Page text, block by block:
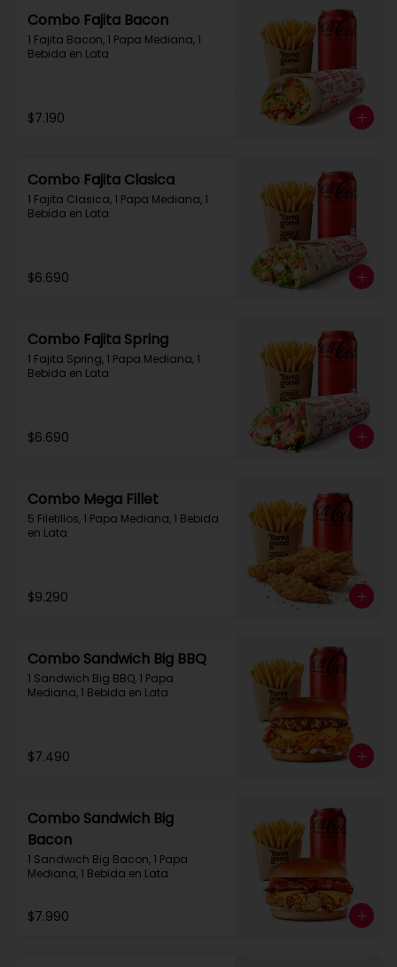
Combo Fajita Bacon
1 Fajita Bacon, 1 Papa Mediana, 1
Bebida en Lata
$7.190
Combo Fajita Clasica
1 Fajita Clasica, 1 Papa Mediana, 1
Bebida en Lata
$6.690
Combo Fajita Spring
1 Fajita Spring, 1 Papa Mediana, 1
Bebida en Lata
$6.690
Combo Mega Fillet
5 Filetillos, 1 Papa Mediana, 1 Bebida
en Lata
$9.290
Combo Sandwich Big BBQ
1 Sandwich Big BBQ, 1 Papa
Mediana, 1 Bebida en Lata
$7.490
Combo Sandwich Big
Bacon
1 Sandwich Big Bacon, 1 Papa
Mediana, 1 Bebida en Lata
$7.990